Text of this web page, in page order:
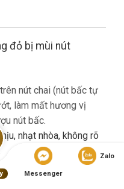
đỏ bị mùi nút
nút chai (nút bấc tự
làm mất hương vị
nút bấc.
nhạt nhòa, không rõ
cửa hàng đổi trả (nếu có
Messenger
Zalo